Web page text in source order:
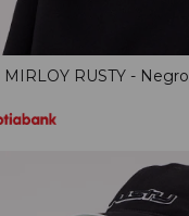
MIRLOY RUSTY - Negro